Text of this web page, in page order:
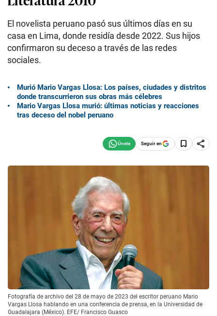
El novelista peruano pasó sus últimos días en su
casa en Lima, donde residía desde 2022. Sus hijos
confirmaron su deceso a través de las redes
sociales.
Murió Mario Vargas Llosa: Los países, ciudades y distritos
donde transcurrieron sus obras más célebres
Mario Vargas Llosa murió: últimas noticias y reacciones
tras deceso del nobel peruano
Seguir en
Fotografía de archivo del 28 de mayo de 2023 del escritor peruano Mario
Vargas Llosa hablando en una conferencia de prensa, en la Universidad de
Guadalajara (México). EFE/ Francisco Guasco